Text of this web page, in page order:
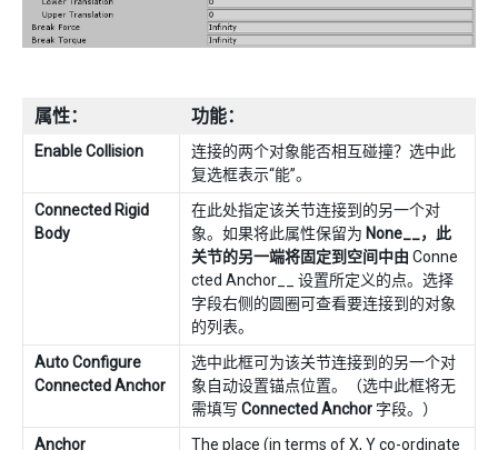
属性： 功能：
Enable Collision
连接的两个对象能否相互碰撞？选中此
复选框表示“能”。
Connected Rigid
Body
在此处指定该关节连接到的另一个对
象。如果将此属性保留为 None__，此
关节的另一端将固定到空间中由 Conne
cted Anchor__ 设置所定义的点。选择
字段右侧的圆圈可查看要连接到的对象
的列表。
Auto Configure
Connected Anchor
选中此框可为该关节连接到的另一个对
象自动设置锚点位置。（选中此框将无
需填写 Connected Anchor 字段。）
Anchor
The place (in terms of X, Y co-ordinate